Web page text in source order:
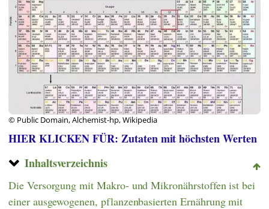
© Public Domain, Alchemist-hp, Wikipedia
HIER KLICKEN FÜR: Zutaten mit höchsten Werten
Inhaltsverzeichnis
Die Versorgung mit Makro- und Mikronährstoffen ist bei
einer ausgewogenen, pflanzenbasierten Ernährung mit